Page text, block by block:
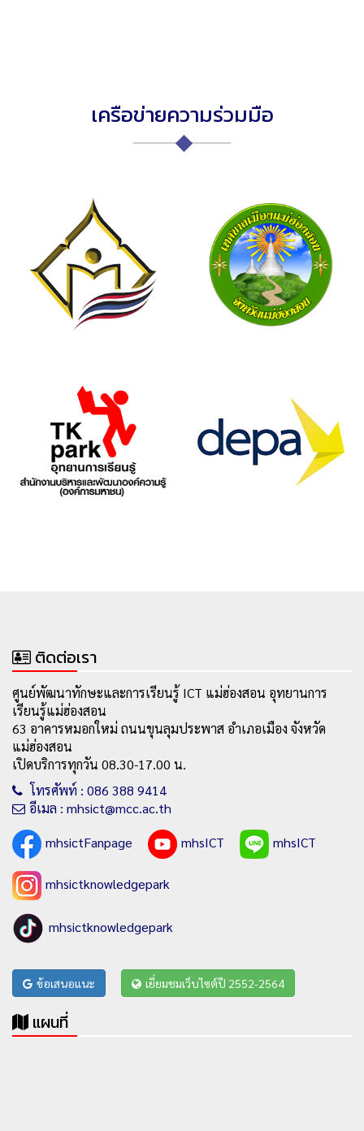
เครือข่ายความร่วมมือ
ติดต่อเรา
ศูนย์พัฒนาทักษะและการเรียนรู้ ICT แม่ฮ่องสอน อุทยานการ
เรียนรู้แม่ฮ่องสอน
63 อาคารหมอกใหม่ ถนนขุนลุมประพาส อำเภอเมือง จังหวัด
แม่ฮ่องสอน
เปิดบริการทุกวัน 08.30-17.00 น.
โทรศัพท์ : 086 388 9414
อีเมล : mhsict@mcc.ac.th
mhsictFanpage
mhsICT mhsICT
mhsictknowledgepark
mhsictknowledgepark
ข้อเสนอแนะ เยี่ยมชมเว็บไซต์ปี 2552-2564
แผนที่